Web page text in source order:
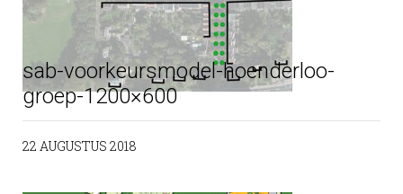
sab-voorkeursmodel-hoenderloo-
groep-1200×600
22 AUGUSTUS 2018